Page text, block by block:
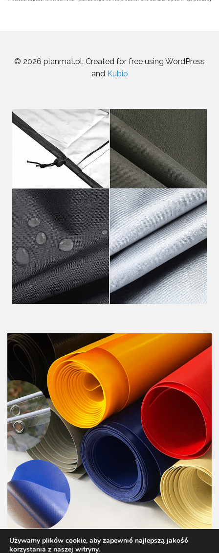
© 2026 planmat.pl. Created for free using WordPress
and Kubio
Używamy plików cookie, aby zapewnić najlepszą jakość
korzystania z naszej witryny.